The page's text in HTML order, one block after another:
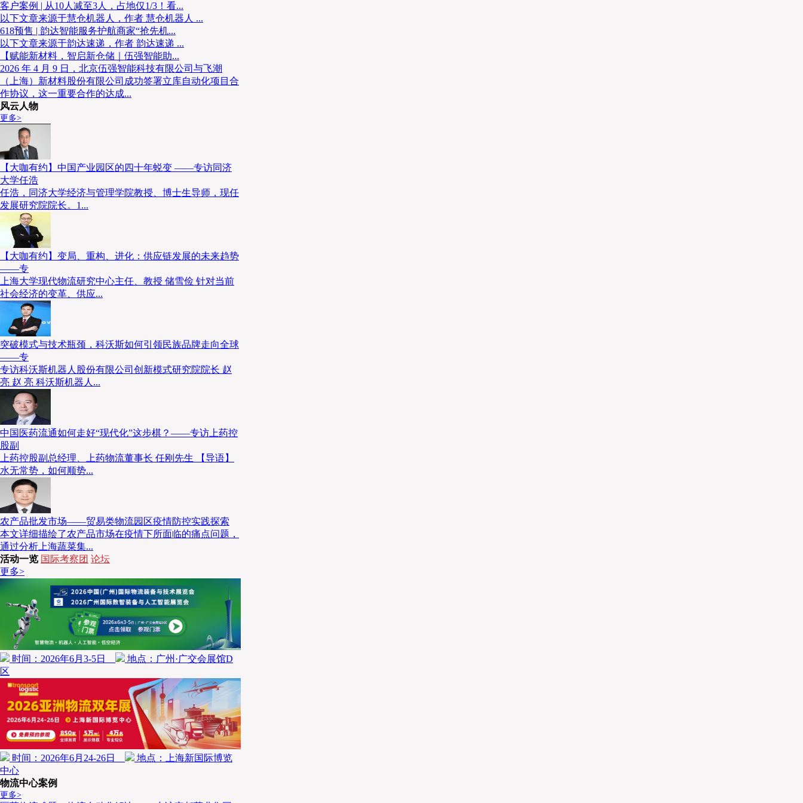
客户案例 | 从10人减至3人，占地仅1/3！看...
以下文章来源于慧仓机器人，作者 慧仓机器人 ...
618预售 | 韵达智能服务护航商家“抢先机...
以下文章来源于韵达速递，作者 韵达速递 ...
【赋能新材料，智启新仓储｜伍强智能助...
2026 年 4 月 9 日，北京伍强智能科技有限公司与飞潮
（上海）新材料股份有限公司成功签署立库自动化项目合
作协议，这一重要合作的达成...
风云人物
更多>
【大咖有约】中国产业园区的四十年蜕变 ——专访同济
大学任浩
任浩，同济大学经济与管理学院教授、博士生导师，现任
发展研究院院长。1...
【大咖有约】变局、重构、进化：供应链发展的未来趋势
——专
上海大学现代物流研究中心主任、教授 储雪俭 针对当前
社会经济的变革、供应...
突破模式与技术瓶颈，科沃斯如何引领民族品牌走向全球
——专
专访科沃斯机器人股份有限公司创新模式研究院院长 赵
亮 赵 亮 科沃斯机器人...
中国医药流通如何走好“现代化”这步棋？——专访上药控
股副
上药控股副总经理、上药物流董事长 任刚先生 【导语】
水无常势，如何顺势...
农产品批发市场——贸易类物流园区疫情防控实践探索
本文详细描绘了农产品市场在疫情下所面临的痛点问题，
通过分析上海蔬菜集...
活动一览 国际考察团 论坛
更多>
时间：2026年6月3-5日
地点：广州·广交会展馆D
区
时间：2026年6月24-26日
地点：上海新国际博览
中心
物流中心案例
更多>